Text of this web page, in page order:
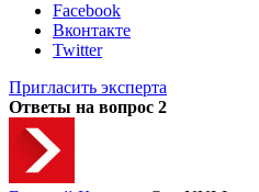
Facebook
Вконтакте
Twitter
Пригласить эксперта
Ответы на вопрос 2